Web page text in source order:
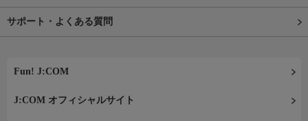
サポート・よくある質問
Fun! J:COM
J:COM オフィシャルサイト